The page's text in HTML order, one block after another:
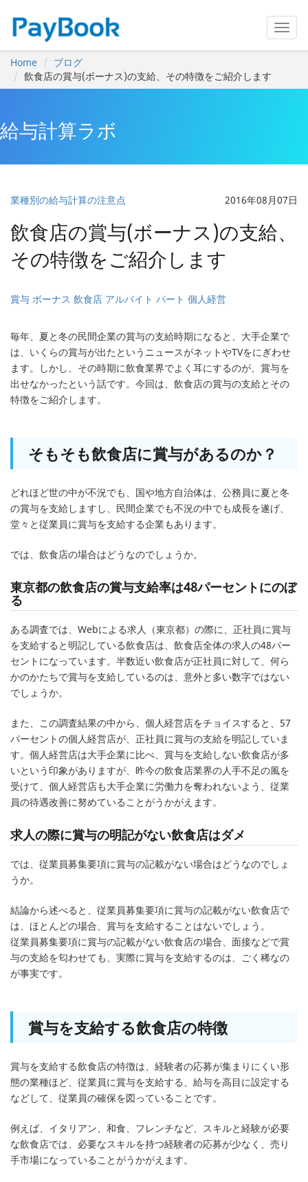
Home
ブログ
飲食店の賞与(ボーナス)の支給、その特徴をご紹介します
給与計算ラボ
業種別の給与計算の注意点 2016年08月07日
飲食店の賞与(ボーナス)の支給、
その特徴をご紹介します
賞与 ボーナス 飲食店 アルバイト パート 個人経営
毎年、夏と冬の民間企業の賞与の支給時期になると、大手企業で
は、いくらの賞与が出たというニュースがネットやTVをにぎわせ
ます。しかし、その時期に飲食業界でよく耳にするのが、賞与を
出せなかったという話です。今回は、飲食店の賞与の支給とその
特徴をご紹介します。
そもそも飲食店に賞与があるのか？
どれほど世の中が不況でも、国や地方自治体は、公務員に夏と冬
の賞与を支給しますし、民間企業でも不況の中でも成長を遂げ、
堂々と従業員に賞与を支給する企業もあります。
では、飲食店の場合はどうなのでしょうか。
東京都の飲食店の賞与支給率は48パーセントにのぼ
る
ある調査では、Webによる求人（東京都）の際に、正社員に賞与
を支給すると明記している飲食店は、飲食店全体の求人の48パー
セントになっています。半数近い飲食店が正社員に対して、何ら
かのかたちで賞与を支給しているのは、意外と多い数字ではない
でしょうか。
また、この調査結果の中から、個人経営店をチョイスすると、57
パーセントの個人経営店が、正社員に賞与の支給を明記していま
す。個人経営店は大手企業に比べ、賞与を支給しない飲食店が多
いという印象がありますが、昨今の飲食店業界の人手不足の風を
受けて、個人経営店も大手企業に労働力を奪われないよう、従業
員の待遇改善に努めていることがうかがえます。
求人の際に賞与の明記がない飲食店はダメ
では、従業員募集要項に賞与の記載がない場合はどうなのでしょ
うか。
結論から述べると、従業員募集要項に賞与の記載がない飲食店で
は、ほとんどの場合、賞与を支給することはないでしょう。
従業員募集要項に賞与の記載がない飲食店の場合、面接などで賞
与の支給を匂わせても、実際に賞与を支給するのは、ごく稀なの
が事実です。
賞与を支給する飲食店の特徴
賞与を支給する飲食店の特徴は、経験者の応募が集まりにくい形
態の業種ほど、従業員に賞与を支給する、給与を高目に設定する
などして、従業員の確保を図っていることです。
例えば、イタリアン、和食、フレンチなど、スキルと経験が必要
な飲食店では、必要なスキルを持つ経験者の応募が少なく、売り
手市場になっていることがうかがえます。